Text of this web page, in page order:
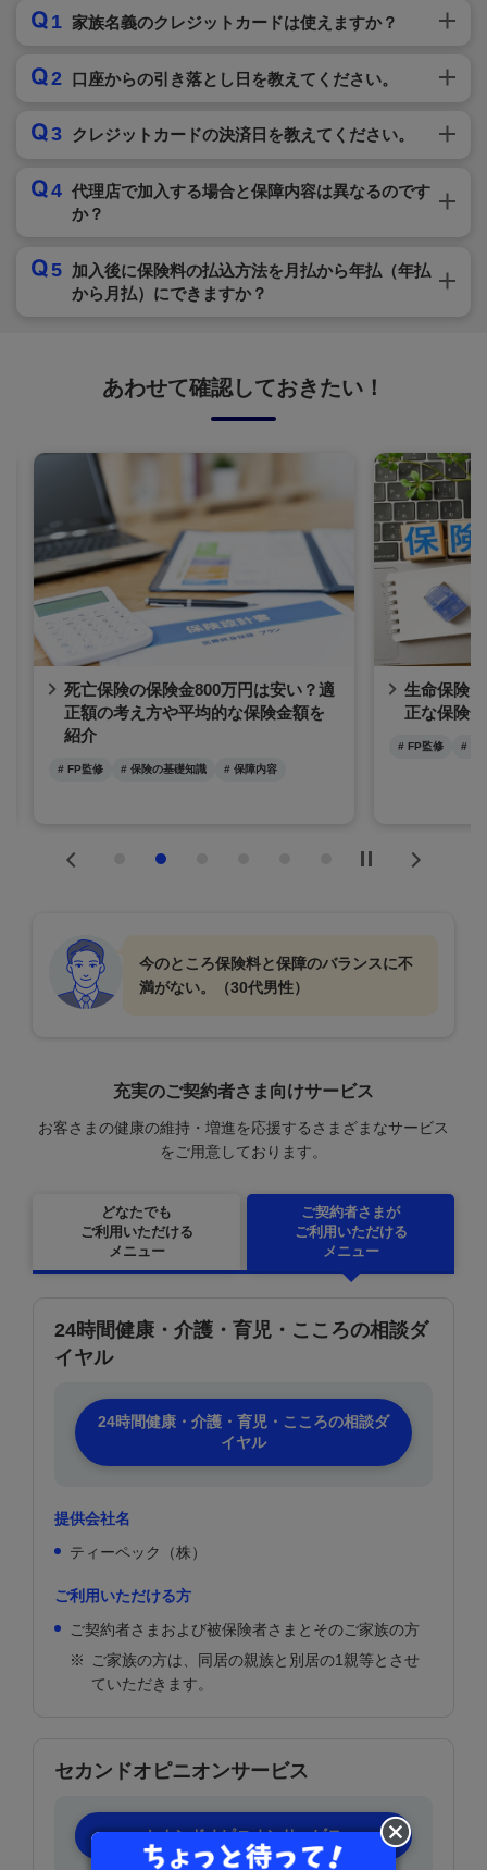
1 家族名義のクレジットカードは使えますか？
2 口座からの引き落とし日を教えてください。
3 クレジットカードの決済日を教えてください。
4 代理店で加入する場合と保障内容は異なるのです
か？
5 加入後に保険料の払込方法を月払から年払（年払
から月払）にできますか？
あわせて確認しておきたい！
死亡保険の保険金800万円は安い？適
正額の考え方や平均的な保険金額を
紹介
# FP監修 # 保険の基礎知識 # 保障内容
生命保険
正な保険
# FP監修 # 保
今のところ保険料と保障のバランスに不
満がない。（30代男性）
充実のご契約者さま向けサービス
お客さまの健康の維持・増進を応援するさまざまなサービス
をご用意しております。
どなたでも
ご利用いただける
メニュー
ご契約者さまが
ご利用いただける
メニュー
24時間健康・介護・育児・こころの相談ダ
イヤル
提供会社名
ティーペック（株）
ご利用いただける方
ご契約者さまおよび被保険者さまとそのご家族の方
※
ご家族の方は、同居の親族と別居の1親等とさせ
ていただきます。
24時間健康・介護・育児・こころの相談ダ
イヤル
セカンドオピニオンサービス
セカンドオピニオンサービス